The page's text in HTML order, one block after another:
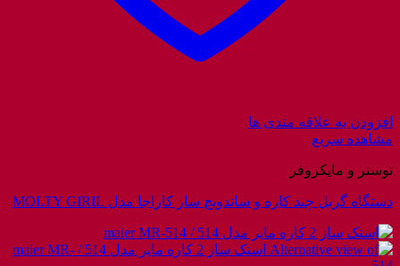
افزودن به علاقه مندی ها
مشاهده سریع
توستر و مایکروفر
دستگاه گریل چند کاره و ساندویچ ساز کاراجا مدل MOLTY GIRIL